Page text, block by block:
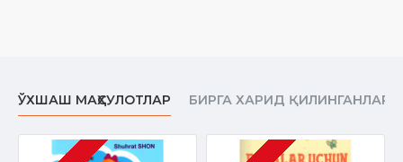
ЎХШАШ МАҲСУЛОТЛАР БИРГА ХАРИД ҚИЛИНГАНЛАР